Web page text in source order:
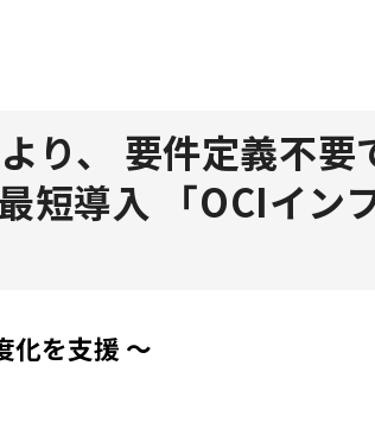
り、 要件定義不
導入 「OCIイン
化を支援 ～